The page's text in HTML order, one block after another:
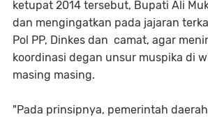
ketupat 2014 tersebut, Bupati Ali
dan mengingatkan pada jajaran
Pol PP, Dinkes dan camat, agar
koordinasi degan unsur muspika di
masing masing.
"Pada prinsipnya, pemerintah daerah